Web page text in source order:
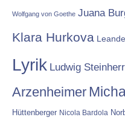
Wolfgang von Goethe Juana
Klara Hurkova
Lyrik Ludwig Steinherr
Arzenheimer
Hüttenberger Nicola Bardola